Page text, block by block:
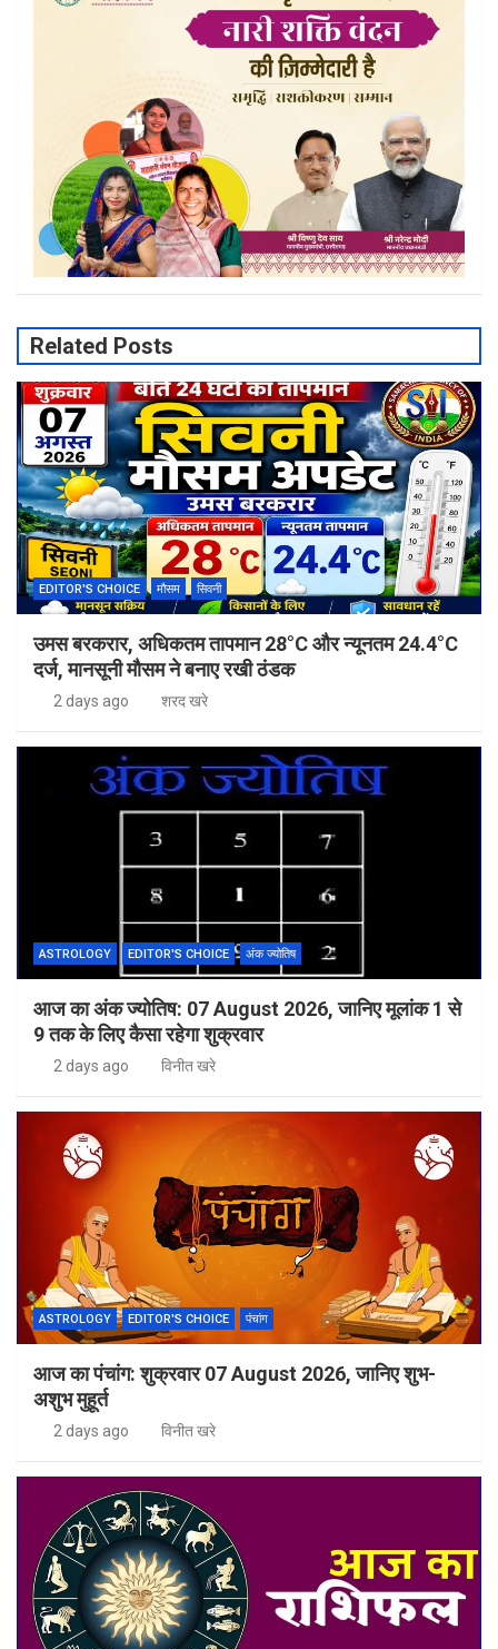
Related Posts
EDITOR'S CHOICE मौसम सिवनी
उमस बरकरार, अधिकतम तापमान 28°C और न्यूनतम 24.4°C
दर्ज, मानसूनी मौसम ने बनाए रखी ठंडक
2 days ago शरद खरे
ASTROLOGY EDITOR'S CHOICE अंक ज्योतिष
आज का अंक ज्योतिष: 07 August 2026, जानिए मूलांक 1 से
9 तक के लिए कैसा रहेगा शुक्रवार
2 days ago विनीत खरे
ASTROLOGY EDITOR'S CHOICE पंचांग
आज का पंचांग: शुक्रवार 07 August 2026, जानिए शुभ-
अशुभ मुहूर्त
2 days ago विनीत खरे